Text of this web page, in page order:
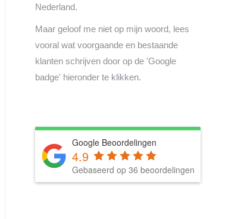
Nederland.
Maar geloof me niet op mijn woord, lees
vooral wat voorgaande en bestaande
klanten schrijven door op de 'Google
badge' hieronder te klikken.
Google Beoordelingen
4.9
Gebaseerd op 36 beoordelingen